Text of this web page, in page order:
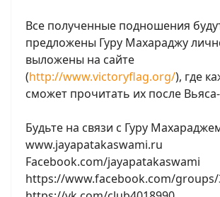
Все полученные подношения
предложены Гуру Махараджу
выложены на сайте
(http://www.victoryflag.org/), где
сможет прочитать их после
Будьте на связи с Гуру
www.jayapatakaswami.ru
Facebook.com/jayapatakaswami
https://www.facebook.com/groups/